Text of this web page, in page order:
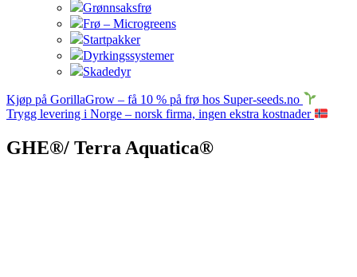
Grønnsaksfrø
Frø – Microgreens
Startpakker
Dyrkingssystemer
Skadedyr
Kjøp på GorillaGrow – få 10 % på frø hos Super-seeds.no
Trygg levering i Norge – norsk firma, ingen ekstra kostnader
GHE®/ Terra Aquatica®